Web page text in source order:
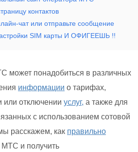
контактов
чат или отправьте сообщение
SIM карты И ОФИГЕЕШЬ !!
может понадобиться в различных
информации о тарифах,
или отключении услуг, а также для
с использованием сотовой
расскажем, как правильно
МТС и получить